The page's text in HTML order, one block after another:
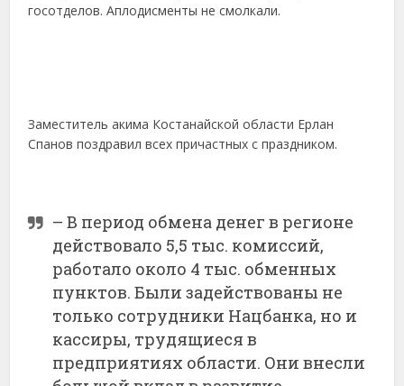
госотделов. Аплодисменты не смолкали.
Заместитель акима Костанайской области Ерлан
Спанов поздравил всех причастных с праздником.
– В период обмена денег в регионе
действовало 5,5 тыс. комиссий,
работало около 4 тыс. обменных
пунктов. Были задействованы не
только сотрудники Нацбанка, но и
кассиры, трудящиеся в
предприятиях области. Они внесли